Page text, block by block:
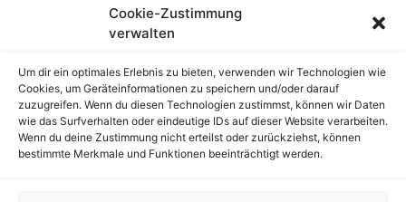
Cookie-Zustimmung
verwalten
Um dir ein optimales Erlebnis zu bieten, verwenden wir Technologien wie
Cookies, um Geräteinformationen zu speichern und/oder darauf
zuzugreifen. Wenn du diesen Technologien zustimmst, können wir Daten
wie das Surfverhalten oder eindeutige IDs auf dieser Website verarbeiten.
Wenn du deine Zustimmung nicht erteilst oder zurückziehst, können
bestimmte Merkmale und Funktionen beeinträchtigt werden.
Kundenparkplätzen und einem barrierefreien Eingang
Anfahrt ca. 37 Minuten.
Boxspring & Matratzen XXL
Stolberger Str. 105
52249 Eschweiler